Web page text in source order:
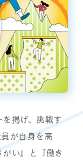
を掲げ、挑戦す
が自身を高
い』と『働き